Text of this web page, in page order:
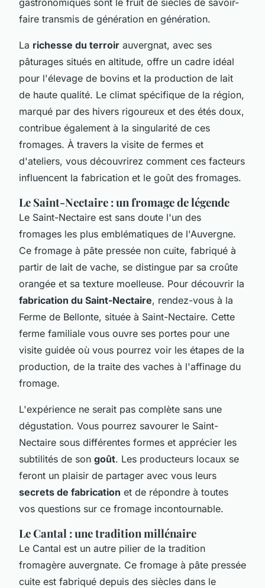
faire transmis de génération en génération.
La richesse du terroir auvergnat, avec ses
pâturages situés en altitude, offre un cadre idéal
pour l'élevage de bovins et la production de lait
de haute qualité. Le climat spécifique de la région,
marqué par des hivers rigoureux et des étés doux,
contribue également à la singularité de ces
fromages. À travers la visite de fermes et
d'ateliers, vous découvrirez comment ces facteurs
influencent la fabrication et le goût des fromages.
Le Saint-Nectaire : un fromage de légende
Le Saint-Nectaire est sans doute l'un des
fromages les plus emblématiques de l'Auvergne.
Ce fromage à pâte pressée non cuite, fabriqué à
partir de lait de vache, se distingue par sa croûte
orangée et sa texture moelleuse. Pour découvrir la
fabrication du Saint-Nectaire, rendez-vous à la
Ferme de Bellonte, située à Saint-Nectaire. Cette
ferme familiale vous ouvre ses portes pour une
visite guidée où vous pourrez voir les étapes de la
production, de la traite des vaches à l'affinage du
fromage.
L'expérience ne serait pas complète sans une
dégustation. Vous pourrez savourer le Saint-
Nectaire sous différentes formes et apprécier les
subtilités de son goût. Les producteurs locaux se
feront un plaisir de partager avec vous leurs
secrets de fabrication et de répondre à toutes
vos questions sur ce fromage incontournable.
Le Cantal : une tradition millénaire
Le Cantal est un autre pilier de la tradition
fromagère auvergnate. Ce fromage à pâte pressée
cuite est fabriqué depuis des siècles dans le